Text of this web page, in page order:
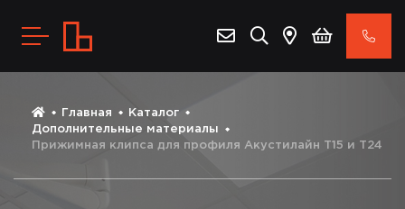
Главная
Каталог
Дополнительные материалы
Прижимная клипса для профиля Акустилайн Т15 и Т24